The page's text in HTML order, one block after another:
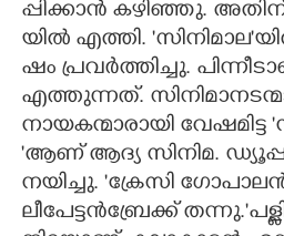
പ്പി​ക്കാ​ൻ​ ​ക​ഴി​ഞ്ഞു.​
യി​ൽ​ ​എ​ത്തി.​
ഷം​ ​പ്ര​വ​ർ​ത്തി​ച്ചു.​
എ​ത്തു​ന്ന​ത്.​
നാ​യ​ക​ന്മാ​രാ​യി​
"​ആ​ണ് ​ആ​ദ്യ​ ​സി​നി​മ.​
ന​യി​ച്ചു.​ ​'ക്രേ​സി​
ലീ​പേ​ട്ടൻബ്രേ​ക്ക്